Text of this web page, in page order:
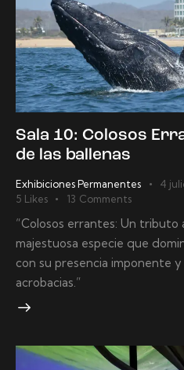
Sala 10: Colosos
de las ballenas
Exhibiciones Permanentes 4
5 Likes 13 Comments
“Colosos errantes: Un tributo
majestuosa especie que
con su presencia imponente
acrobacias.”